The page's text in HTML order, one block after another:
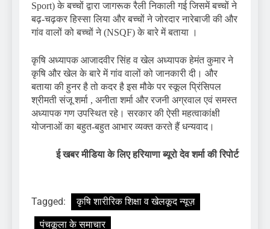
Sport) के बच्चों द्वारा जागरूक रैली निकाली गई जिसमें बच्चों ने
बढ़-चढ़कर हिस्सा लिया और बच्चों ने जोरदार नारेबाजी की और
गांव वालों को बच्चों ने (NSQF) के बारे में बताया ।
कृषि अध्यापक आजादवीर सिंह व खेल अध्यापक हेमंत कुमार ने
कृषि और खेल के बारे में गांव वालों को जानकारी दी। और
बताया की हुनर है तो कदर है इस मौके पर स्कूल प्रिंसिपल
श्रीमती संजू शर्मा , अनीता शर्मा और रजनी अग्रवाल एवं समस्त
अध्यापक गण उपस्थित रहे। सरकार की ऐसी महत्वाकांक्षी
योजनाओं का बहुत-बहुत आभार व्यक्त करते हैं धन्यवाद।
ई खबर मीडिया के लिए हरियाणा ब्यूरो देव शर्मा की रिपोर्ट
Tagged:
कृषि शारीरिक शिक्षा व खेलकूद न्यूज़
पंचकूला के समाचार